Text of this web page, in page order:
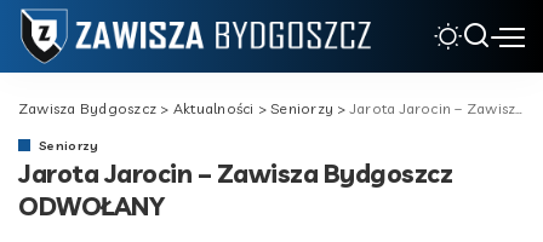
Zawisza Bydgoszcz > Aktualności >Seniorzy >Jarota Jarocin – Zawisza Bydgoszcz ODWOŁANY
Seniorzy
Jarota Jarocin – Zawisza Bydgoszcz
ODWOŁANY